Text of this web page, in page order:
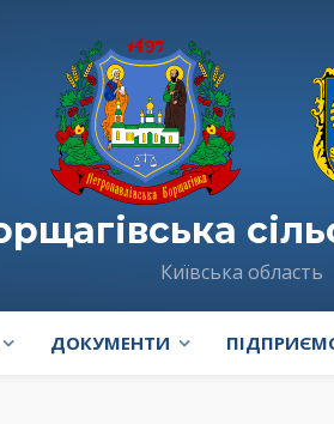
Київська область
ДОКУМЕНТИ